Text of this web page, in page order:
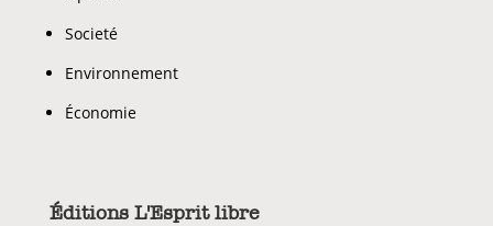
Societé
Environnement
Économie
Éditions L'Esprit libre